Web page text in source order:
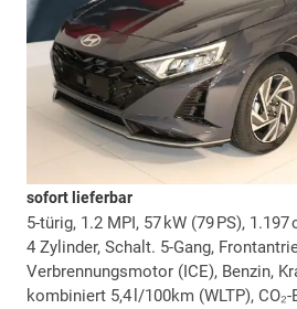
sofort lieferbar
5-türig, 1.2 MPI, 57 kW (79 PS), 1.197
4 Zylinder, Schalt. 5-Gang,
Verbrennungsmotor (ICE), Benzin,
kombiniert 5,4 l/100km (WLTP),